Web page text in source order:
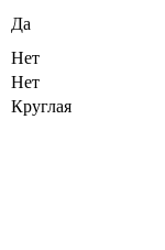
Да
Нет
Нет
Круглая